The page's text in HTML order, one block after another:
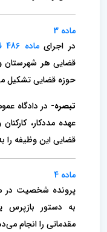
ماده 3
در اجرایماده 486 قانون آیین دادرسی کیفری
قضایی هر شهرستان
حوزه قضایی تشکیل
تبصره- در دادگاه
عهده مددکار،
قضایی این وظیفه را
ماده 4
پرونده شخصیت در
به دستور بازپرس
مقدماتی را انجام